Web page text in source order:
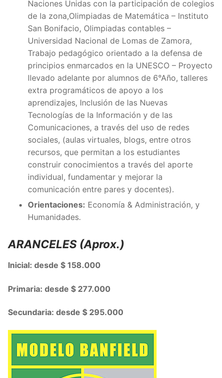
Naciones Unidas con la participación de colegios
de la zona,Olimpiadas de Matemática – Instituto
San Bonifacio, Olimpiadas contables –
Universidad Nacional de Lomas de Zamora,
Trabajo pedagógico orientado a la defensa de
principios enmarcados en la UNESCO – Proyecto
llevado adelante por alumnos de 6°Año, talleres
extra programáticos de apoyo a los
aprendizajes, Inclusión de las Nuevas
Tecnologías de la Información y de las
Comunicaciones, a través del uso de redes
sociales, (aulas virtuales, blogs, entre otros
recursos, que permitan a los estudiantes
construir conocimientos a través del aporte
individual, fundamentar y mejorar la
comunicación entre pares y docentes).
Orientaciones: Economía & Administración, y
Humanidades.
ARANCELES (Aprox.)
Inicial: desde $ 158.000
Primaria: desde $ 277.000
Secundaria: desde $ 295.000